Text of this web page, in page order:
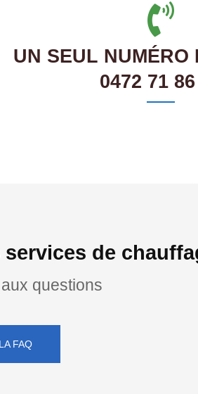
UN SEUL NUMÉRO
0472 71
de
questions
FAQ